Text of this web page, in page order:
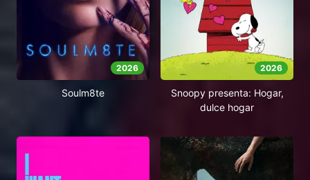
2026
Soulm8te
2026
Snoopy presenta: Hogar,
dulce hogar